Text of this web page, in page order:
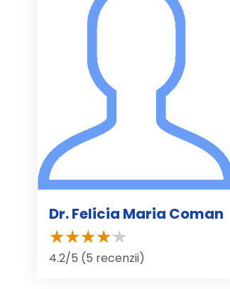
Dr. Felicia Maria Coman
4.2/5 (5 recenzii)